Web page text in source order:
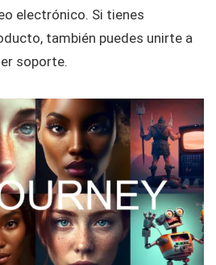
electrónico. Si tienes
también puedes unirte a
soporte.